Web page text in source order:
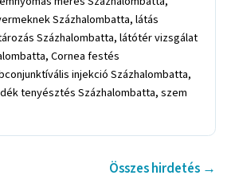
Százhalombatta, látás
Százhalombatta, látótér vizsgálat
Cornea festés
injekció Százhalombatta,
tenyésztés Százhalombatta, szem
Összes hirdetés →